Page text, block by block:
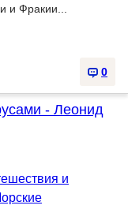
и Фракии...
0
- Леонид
и